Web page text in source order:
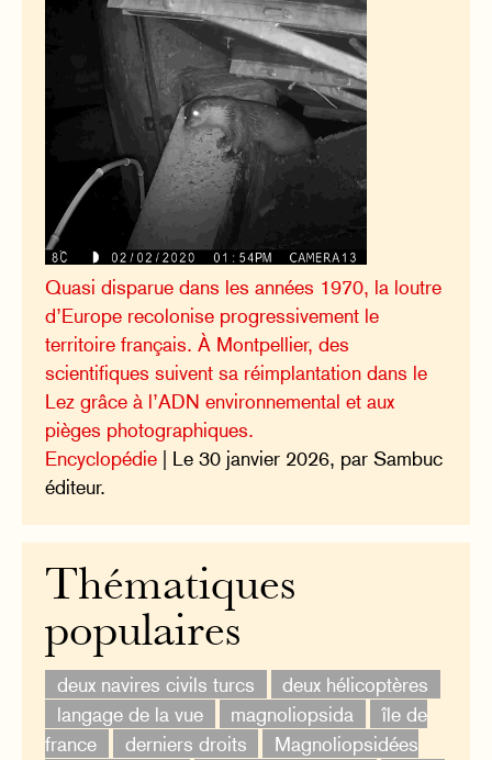
Quasi disparue dans les années 1970, la loutre
d’Europe recolonise progressivement le
territoire français. À Montpellier, des
scientifiques suivent sa réimplantation dans le
Lez grâce à l’ADN environnemental et aux
pièges photographiques.
Encyclopédie | Le 30 janvier 2026, par Sambuc
éditeur.
Thématiques
populaires
deux navires civils turcs
deux hélicoptères
langage de la vue
magnoliopsida
île de
france
derniers droits
Magnoliopsidées